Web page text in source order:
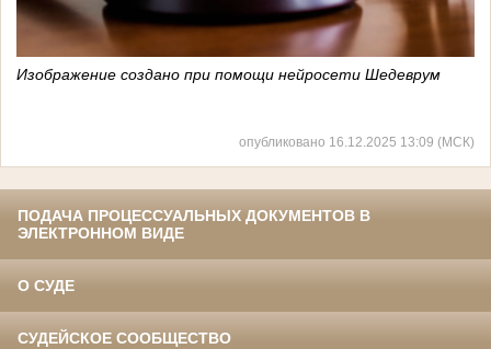
Изображение создано при помощи нейросети Шедеврум
опубликовано 16.12.2025 13:09 (МСК)
ПОДАЧА ПРОЦЕССУАЛЬНЫХ ДОКУМЕНТОВ В
ЭЛЕКТРОННОМ ВИДЕ
О СУДЕ
СУДЕЙСКОЕ СООБЩЕСТВО